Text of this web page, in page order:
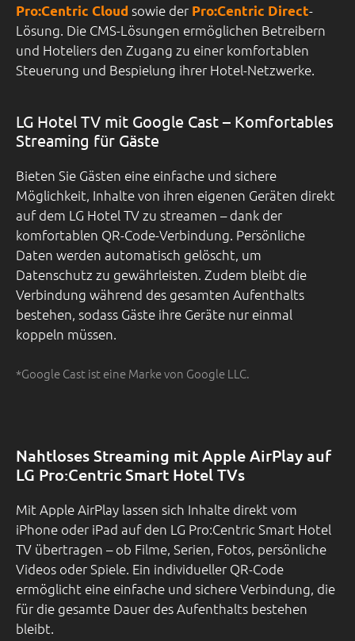
Pro:Centric Cloud sowie der Pro:Centric Direct-
Lösung. Die CMS-Lösungen ermöglichen Betreibern
und Hoteliers den Zugang zu einer komfortablen
Steuerung und Bespielung ihrer Hotel-Netzwerke.
LG Hotel TV mit Google Cast – Komfortables
Streaming für Gäste
Bieten Sie Gästen eine einfache und sichere
Möglichkeit, Inhalte von ihren eigenen Geräten direkt
auf dem LG Hotel TV zu streamen – dank der
komfortablen QR-Code-Verbindung. Persönliche
Daten werden automatisch gelöscht, um
Datenschutz zu gewährleisten. Zudem bleibt die
Verbindung während des gesamten Aufenthalts
bestehen, sodass Gäste ihre Geräte nur einmal
koppeln müssen.
*Google Cast ist eine Marke von Google LLC.
Nahtloses Streaming mit Apple AirPlay auf
LG Pro:Centric Smart Hotel TVs
Mit Apple AirPlay lassen sich Inhalte direkt vom
iPhone oder iPad auf den LG Pro:Centric Smart Hotel
TV übertragen – ob Filme, Serien, Fotos, persönliche
Videos oder Spiele. Ein individueller QR-Code
ermöglicht eine einfache und sichere Verbindung, die
für die gesamte Dauer des Aufenthalts bestehen
bleibt.